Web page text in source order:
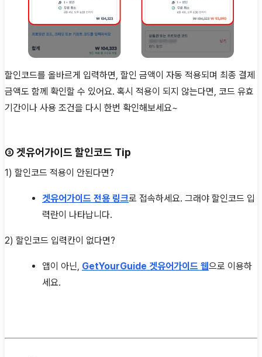
할인코드를 올바르게 입력하면, 할인 금액이 자동 적용되며 최종 결제
금액도 함께 확인할 수 있어요. 혹시 적용이 되지 않는다면, 코드 유효
기간이나 사용 조건을 다시 한번 확인해보세요~
③겟유어가이드 할인코드 Tip
1) 할인코드 적용이 안된다면?
겟유어가이드 전용 링크로 접속하세요. 그래야 할인코드 입
력란이 나타납니다.
2) 할인코드 입력칸이 없다면?
앱이 아닌, GetYourGuide 겟유어가이드 웹으로 이용하
세요.